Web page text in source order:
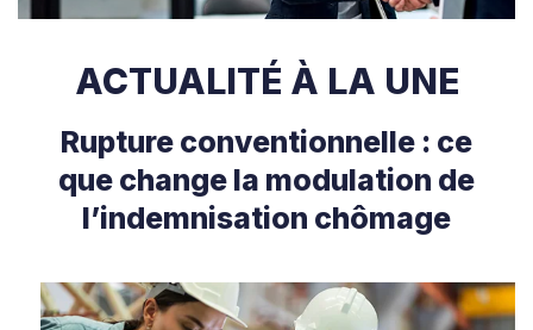
ACTUALITÉ À LA UNE
Rupture conventionnelle : ce
que change la modulation de
l’indemnisation chômage